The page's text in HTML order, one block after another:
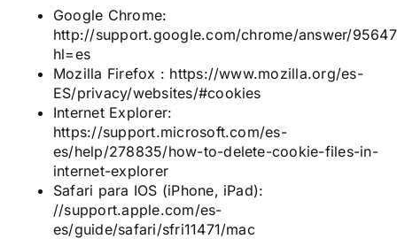
Google Chrome:
http://support.google.com/chrome/answer/
hl=es
Mozilla Firefox : https://www.mozilla.org/es-
ES/privacy/websites/#cookies
Internet Explorer:
https://support.microsoft.com/es-
es/help/278835/how-to-delete-cookie-files-in-
internet-explorer
Safari para IOS (iPhone, iPad):
//support.apple.com/es-
es/guide/safari/sfri11471/mac